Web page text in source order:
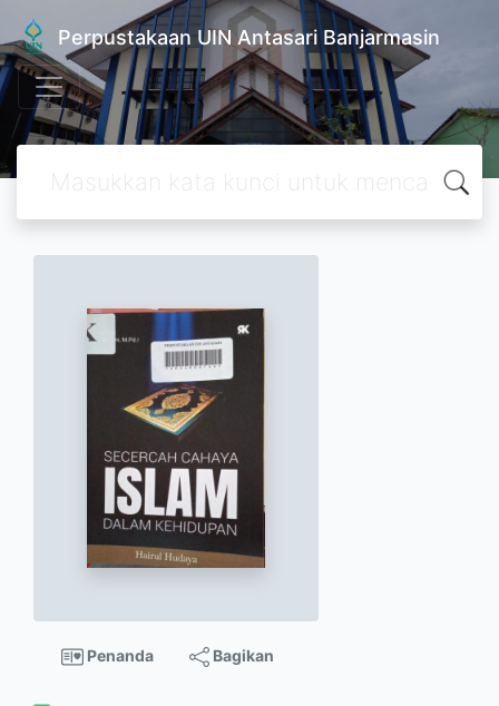
Perpustakaan UIN Antasari Banjarmasin
Penanda Bagikan